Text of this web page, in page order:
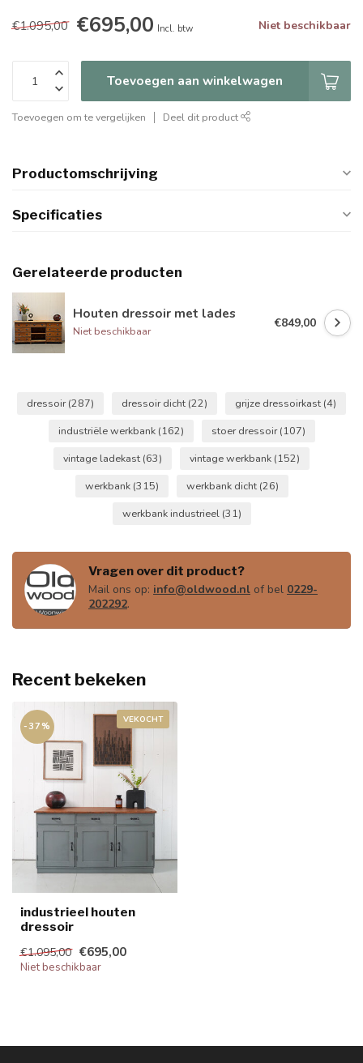
€1.095,00 €695,00 Incl. btw Niet beschikbaar
Toevoegen aan winkelwagen
Toevoegen om te vergelijken Deel dit product
Productomschrijving
Specificaties
Gerelateerde producten
Houten dressoir met lades
Niet beschikbaar
€849,00
dressoir(287) dressoir dicht (22) grijze dressoirkast (4)
industriële werkbank (162) stoer dressoir(107)
vintage ladekast (63) vintage werkbank (152)
werkbank (315) werkbank dicht (26)
werkbank industrieel (31)
Vragen over dit product?
Mail ons op: info@oldwood.nl of bel 0229-
202292.
Recent bekeken
VEKOCHT
-37%
industrieel houten
dressoir
€1.095,00 €695,00
Niet beschikbaar